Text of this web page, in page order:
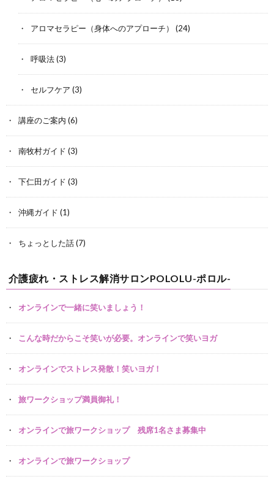
アロマセラピー（身体へのアプローチ） (24)
呼吸法(3)
セルフケア (3)
講座のご案内 (6)
南牧村ガイド (3)
下仁田ガイド (3)
沖縄ガイド (1)
ちょっとした話(7)
介護疲れ・ストレス解消サロンPOLOLU-ポロル-
オンラインで一緒に笑いましょう！
こんな時だからこそ笑いが必要。オンラインで笑いヨガ
オンラインでストレス発散！笑いヨガ！
旅ワークショップ満員御礼！
オンラインで旅ワークショップ 残席1名さま募集中
オンラインで旅ワークショップ